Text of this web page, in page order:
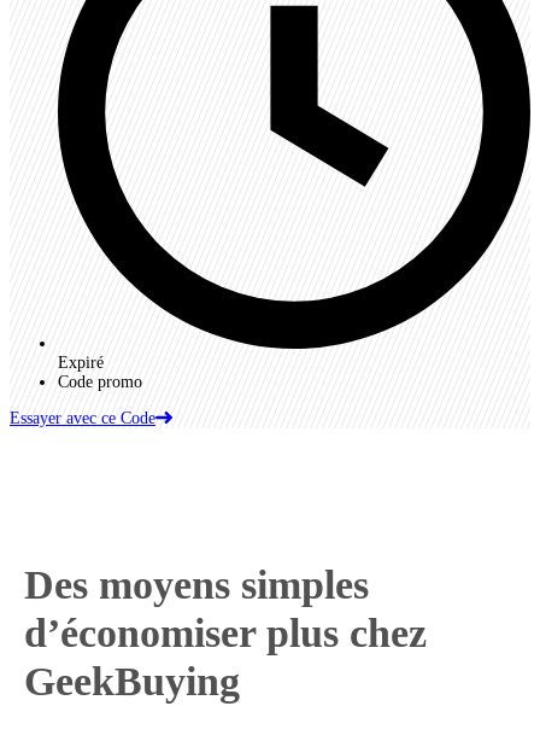
Expiré
Code promo
Essayer avec ce Code
Des moyens simples
d’économiser plus chez
GeekBuying